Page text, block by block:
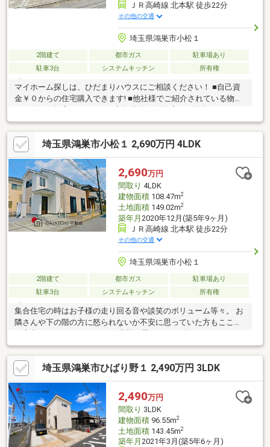
ＪＲ高崎線 北本駅 徒歩22分
その他の交通
埼玉県鴻巣市小松１
2階建て 都市ガス
駐車場あり
駐車3台
システムキッチン 所有権
マイホーム探しは、ひだまりハウスにご相談ください！ ■自己資
金￥０からの住宅購入できます! ■他社様でご紹介されている物件
スピーディーです。 ■インターネット非公開の物件もご紹介可能
です。 ■ご希望の方にはメールでのやりとりだけで大丈夫です。
■お忙しいときは現地待合せ＆現地解散できます。 ■平日のご見学
希望大歓迎です! ■住宅ローンアドバイザーが銀行手続きをお手伝
い致します。
埼玉県鴻巣市小松１ 2,690万円 4LDK
2,690万円
間取り 4LDK
建物面積108.47m2
土地面積149.02m2
築年月 2020年12月(築5年9ヶ月)
ＪＲ高崎線 北本駅 徒歩22分
その他の交通
埼玉県鴻巣市小松１
2階建て 都市ガス
駐車場あり
駐車3台
システムキッチン 所有権
集合住宅の時はお子様の走り回る音や談笑のボリューム等々。 お
隣さんや下の階の方に怒られないか不安に思っていた方もここな
ら安心です。 マイホームでお子様と思いっきり遊んでみません
か？【弊社では以下の５つをお客様にお約束いたします】1.物件
の善し悪しは全て正直にお話しします。2.無理な売り込みや契約
の催促、突然の訪問等、しつこい営業は一切行いません。3.契約
したら終わりではなくお引き渡し後、お引越し後もお客様のパー
トナーであること。4.ウソやおとり広告は一切使いません。(デー
タ更新は迅速に行います。）5.お客様の個人情報は細心の注意を
払って取り扱いします。
埼玉県鴻巣市ひばり野１ 2,490万円 3LDK
2,490万円
間取り 3LDK
建物面積96.55m2
土地面積143.45m2
築年月 2021年3月(築5年6ヶ月)